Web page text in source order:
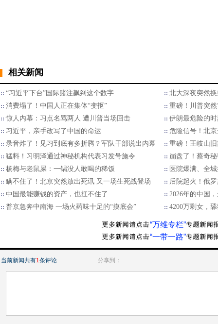
相关新闻
“习近平下台”国际赌注飙到这个数字
北大深夜突然
消费塌了！中国人正在集体“变抠”
重磅！川普突然
惊人内幕：习点名骂两人 遭川普当场回击
伊朗最危险的
习近平，亲手改写了中国的命运
危险信号！北
录音炸了！见习到底有多折腾？军队干部说出内幕
重磅！王岐山
猛料！习明泽通过神秘机构代表习发号施令
崩盘了！蔡奇
杨梅与老鼠屎：一锅没人敢喝的稀饭
医院爆满、全
瞒不住了！北京突然放出死讯 又一场生死战登场
后院起火！俄
中国最能赚钱的资产，也扛不住了
2026年的中国
普京急奔中南海 一场火药味十足的“摸底会”
4200万剩女，
“万维专栏”
“一带一路”
当前新闻共有1条评论 分享到：